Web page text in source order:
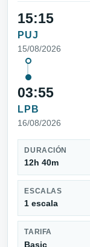
15:15
PUJ
15/08/2026
03:55
LPB
16/08/2026
DURACIÓN
12h 40m
ESCALAS
1 escala
TARIFA
Basic